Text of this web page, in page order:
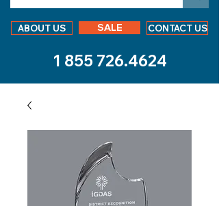
ABOUT US SALE CONTACT US
1 855 726.4624